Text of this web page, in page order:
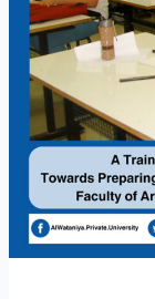
New
Students
to
Pass
The
Entrance
Exam
in
the